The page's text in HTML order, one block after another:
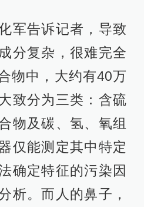
军告诉记者，导致
分复杂，很难完全
物中，大约有40万
致分为三类：含硫
物及碳、氢、氧组
仅能测定其中特定
确定特征的污染因
析。而人的鼻子，